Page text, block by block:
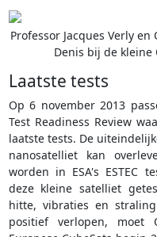
Professor Jacques Verly
Denis bij de kleine
Laatste tests
Op 6 november 2013
Test Readiness Review
laatste tests. De
nanosatelliet kan
worden in ESA's ESTEC
deze kleine satelliet
hitte, vibraties en
positief verlopen, moet